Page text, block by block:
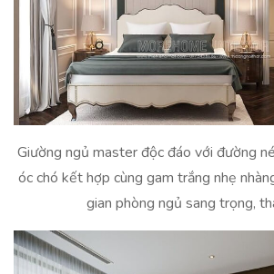
Giường ngủ master độc đáo với đường
óc chó kết hợp cùng gam trắng nhẹ
gian phòng ngủ sang trọng,